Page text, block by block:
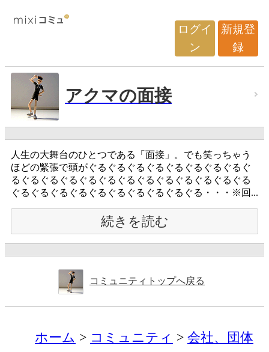
ログイ
ン
新規登
録
アクマの面接
人生の大舞台のひとつである「面接」。でも笑っちゃう
ほどの緊張で頭がぐるぐるぐるぐるぐるぐるぐるぐるぐ
るぐるぐるぐるぐるぐるぐるぐるぐるぐるぐるぐるぐる
ぐるぐるぐるぐるぐるぐるぐるぐるぐるぐる・・・※回...
続きを読む
コミュニティトップへ戻る
ホーム コミュニティ
会社、団体